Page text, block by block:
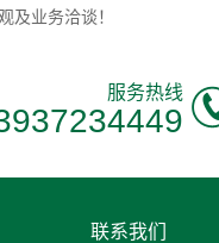
及业务洽谈！
服务热线
联系我们